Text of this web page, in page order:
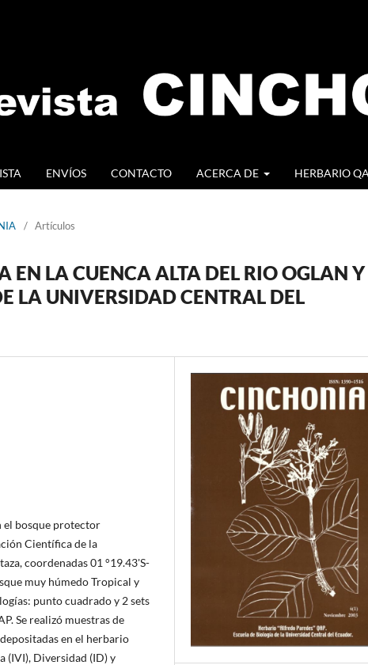
ENVÍOS CONTACTO ACERCA DE HERBARIO
/ Artículos
EN LA CUENCA ALTA DEL RIO OGLAN Y
LA UNIVERSIDAD CENTRAL DEL
el bosque protector
Científica de la
coordenadas 01 °19.43'S-
muy húmedo Tropical y
punto cuadrado y 2 sets
Se realizó muestras de
en el herbario
(IVI), Diversidad (ID) y